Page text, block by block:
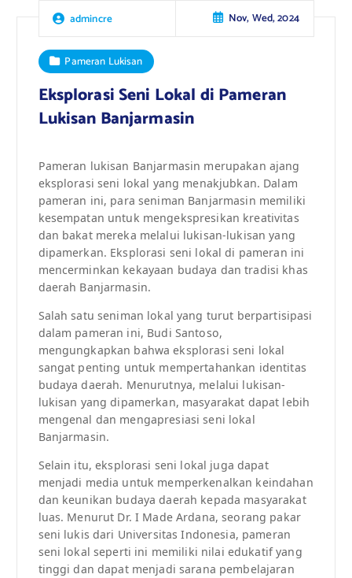
admincre Nov, Wed, 2024
Pameran Lukisan
Eksplorasi Seni Lokal di Pameran
Lukisan Banjarmasin
Pameran lukisan Banjarmasin merupakan ajang
eksplorasi seni lokal yang menakjubkan. Dalam
pameran ini, para seniman Banjarmasin memiliki
kesempatan untuk mengekspresikan kreativitas
dan bakat mereka melalui lukisan-lukisan yang
dipamerkan. Eksplorasi seni lokal di pameran ini
mencerminkan kekayaan budaya dan tradisi khas
daerah Banjarmasin.
Salah satu seniman lokal yang turut berpartisipasi
dalam pameran ini, Budi Santoso,
mengungkapkan bahwa eksplorasi seni lokal
sangat penting untuk mempertahankan identitas
budaya daerah. Menurutnya, melalui lukisan-
lukisan yang dipamerkan, masyarakat dapat lebih
mengenal dan mengapresiasi seni lokal
Banjarmasin.
Selain itu, eksplorasi seni lokal juga dapat
menjadi media untuk memperkenalkan keindahan
dan keunikan budaya daerah kepada masyarakat
luas. Menurut Dr. I Made Ardana, seorang pakar
seni lukis dari Universitas Indonesia, pameran
seni lokal seperti ini memiliki nilai edukatif yang
tinggi dan dapat menjadi sarana pembelajaran